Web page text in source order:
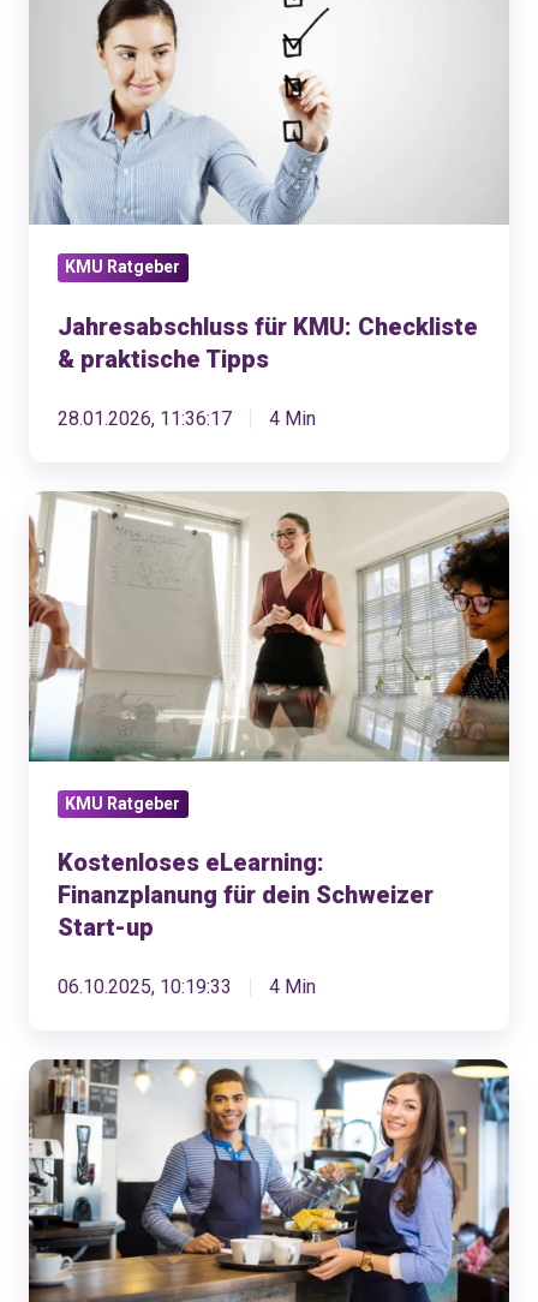
Checkliste
praktische
Tipps
KMU Ratgeber
Jahresabschluss für KMU: Checkliste
& praktische Tipps
28.01.2026, 11:36:17 4 Min
Kostenloses
eLearning:
Finanzplanung
für
dein
Schweizer
Start-
up
KMU Ratgeber
Kostenloses eLearning:
Finanzplanung für dein Schweizer
Start-up
06.10.2025, 10:19:33 4 Min
Teilzeitmitarbeitende
im
KMU:
Das
musst
du
beachten